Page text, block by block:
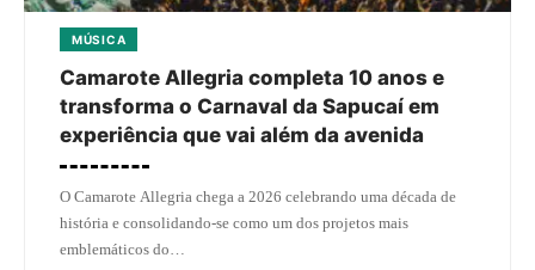
MÚSICA
Camarote Allegria completa 10 anos e
transforma o Carnaval da Sapucaí em
experiência que vai além da avenida
O Camarote Allegria chega a 2026 celebrando uma década de
história e consolidando-se como um dos projetos mais
emblemáticos do…